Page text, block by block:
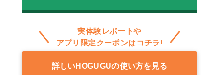
実体験レポートや
アプリ限定クーポンはコチラ!
詳しいHOGUGUの使い方を見る